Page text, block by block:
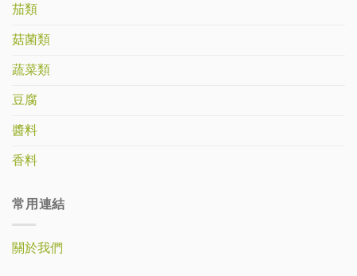
茄類
菇菌類
蔬菜類
豆腐
醬料
香料
常用連結
關於我們